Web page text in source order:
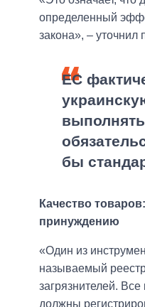
определенный
закона», – уточнил
ЕС
бы
Качество
принуждению
«Один из
называемый
загрязнителей.
должны